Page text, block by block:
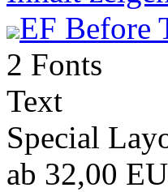
EF Before
2 Fonts
Text
Special
ab 32,00